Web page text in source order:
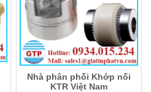
Nhà phân phối Khớp nối
KTR Việt Nam